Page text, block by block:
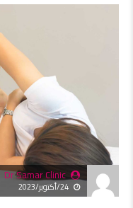
Dr Samar Clinic
24/أكتوبر/2023